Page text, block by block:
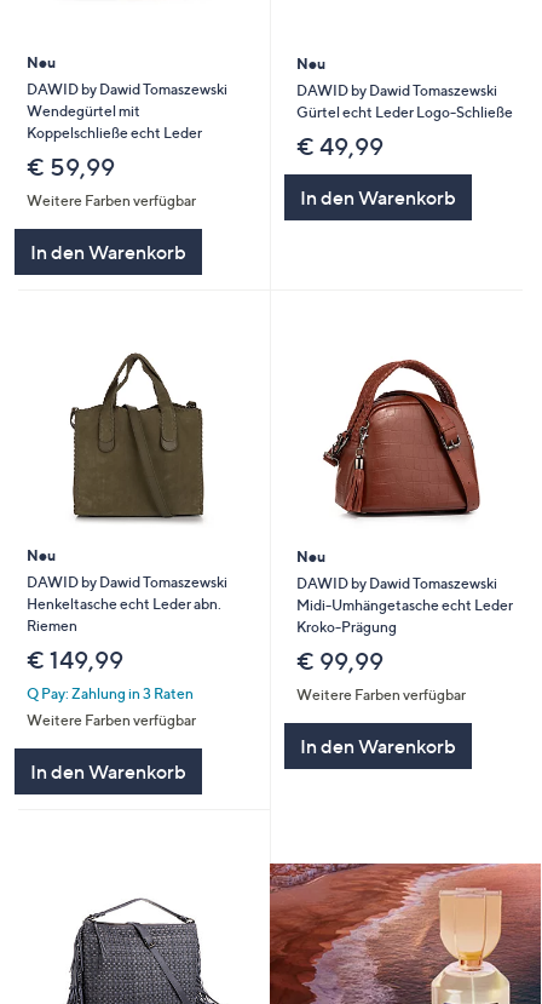
Neu
DAWID by Dawid Tomaszewski
Wendegürtel mit
Koppelschließe echt Leder
€ 59,99
Weitere Farben verfügbar
In den Warenkorb
Neu
DAWID by Dawid Tomaszewski
Gürtel echt Leder Logo-Schließe
€ 49,99
In den Warenkorb
Neu
DAWID by Dawid Tomaszewski
Henkeltasche echt Leder abn.
Riemen
€ 149,99
Q Pay: Zahlung in 3 Raten
Weitere Farben verfügbar
In den Warenkorb
Neu
DAWID by Dawid Tomaszewski
Midi-Umhängetasche echt Leder
Kroko-Prägung
€ 99,99
Weitere Farben verfügbar
In den Warenkorb